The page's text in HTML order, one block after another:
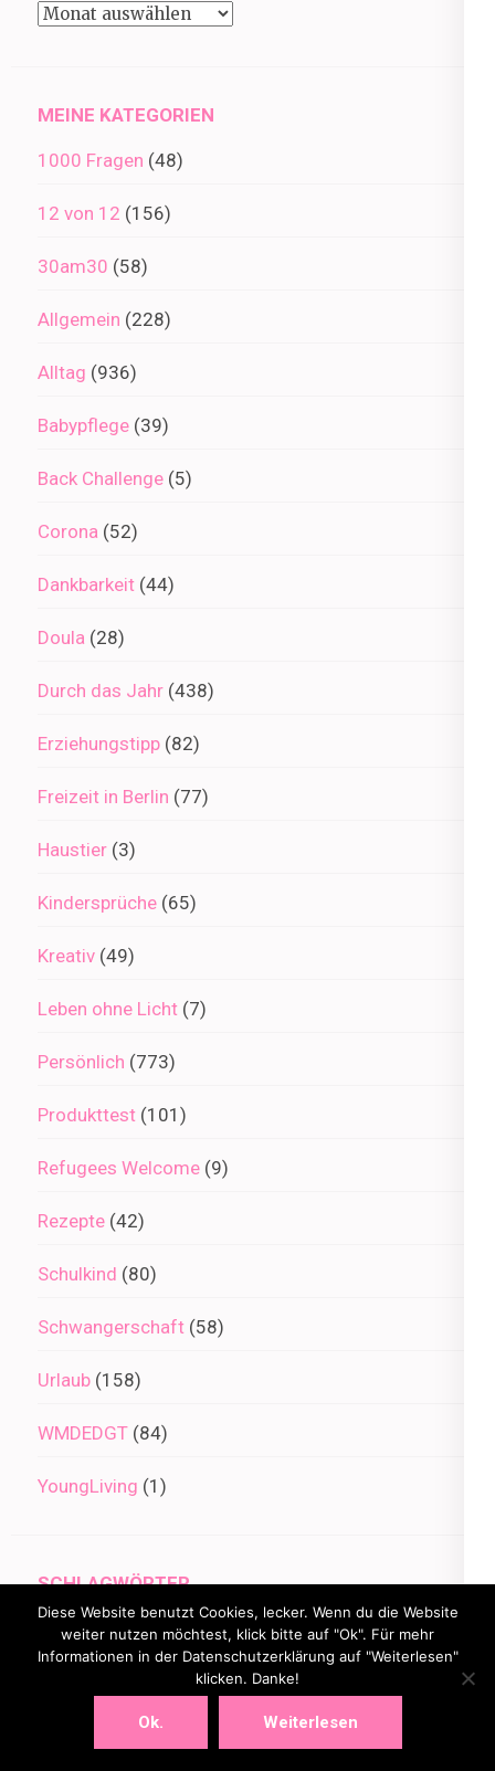
Beiträge
MEINE KATEGORIEN
1000 Fragen (48)
12 von 12 (156)
30am30 (58)
Allgemein (228)
Alltag (936)
Babypflege (39)
Back Challenge (5)
Corona (52)
Dankbarkeit (44)
Doula (28)
Durch das Jahr (438)
Erziehungstipp (82)
Freizeit in Berlin (77)
Haustier (3)
Kindersprüche (65)
Kreativ (49)
Leben ohne Licht (7)
Persönlich (773)
Produkttest (101)
Refugees Welcome (9)
Rezepte (42)
Schulkind (80)
Schwangerschaft (58)
Urlaub (158)
WMDEDGT (84)
YoungLiving (1)
SCHLAGWÖRTER
12 von 12 1000 Fragen Alltag
April Baby Berlin
Diese Website benutzt Cookies, lecker. Wenn du die Website
weiter nutzen möchtest, klick bitte auf "Ok". Für mehr
Informationen in der Datenschutzerklärung auf "Weiterlesen"
klicken. Danke!
Ok. Weiterlesen